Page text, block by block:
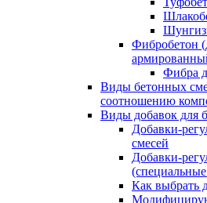
Фибробетон
Фибра
Виды бетонных
соотношению
Виды добавок для
Добавки-
смесей
Добавки-
Как выбрать